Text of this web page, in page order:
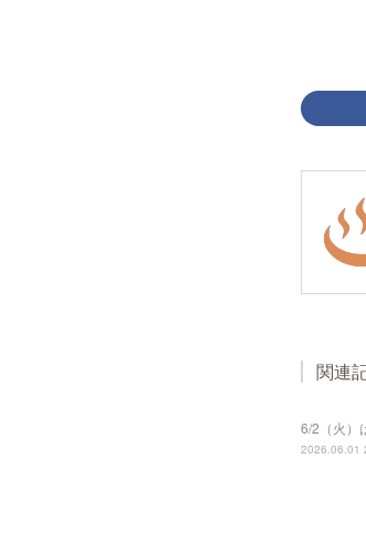
関連
6/2（火）
2026.06.01